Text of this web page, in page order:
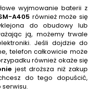
wyjmowanie baterii z
A405 również może się
do obudowy lub
ją, możemy trwale
Jeśli dojdzie do
telefon całkowicie może
również okaże się
jest droższa niż zakup
do tego dopuścić,